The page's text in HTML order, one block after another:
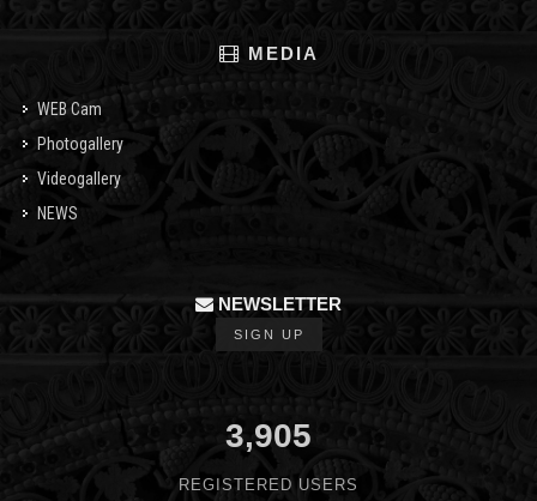
MEDIA
WEB Cam
Photogallery
Videogallery
NEWS
NEWSLETTER
SIGN UP
3,905
REGISTERED USERS